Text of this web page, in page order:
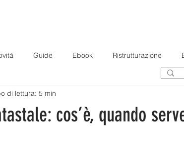
Guide Ebook Ristrutturazione
cos’è, quando
di lettura: 5 min